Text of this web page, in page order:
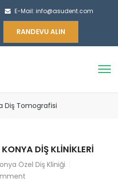
E-Mail: info@asudent.com
RANDEVU ALIN
Diş Tomografisi
DIŞ KLINIKLERI
Özel Diş Kliniği